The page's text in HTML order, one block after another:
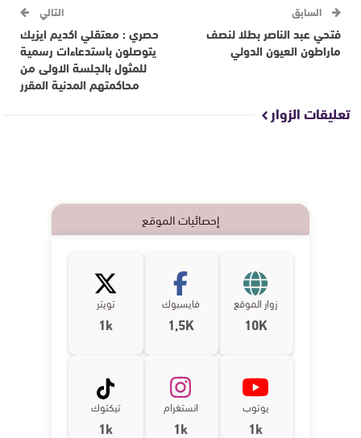
السابق
فتحي عبد الناصر بطلا لنصف
ماراطون العيون الدولي
التالي
حصري : معتقلي اكديم ايزيك
يتوصلون باستدعاءات رسمية
للمثول بالجلسة الاولى من
محاكمتهم المدنية المقرر
تعليقات الزوار
إحصائيات الموقع
زوار الموقع
10K
فايسبوك
1,5K
تويتر
1k
يوتوب
1k
انستغرام
1k
تيكتوك
1k